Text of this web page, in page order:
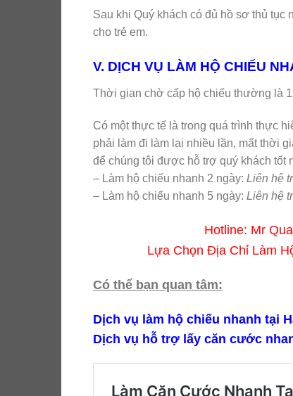
Sau khi Quý khách có đủ hồ sơ thủ tục
cho trẻ em.
V. DỊCH VỤ LÀM HỘ CHIẾU
Thời gian chờ cấp hộ chiếu thường là
Có một thực tế là trong quá trình thực
phải làm đi làm lại nhiều lần, mất thời
để chúng tôi được hỗ trợ quý khách tốt
– Làm hộ chiếu nhanh 2 ngày: Liên hệ
– Làm hộ chiếu nhanh 5 ngày: Liên hệ
Hotline: Mr
Lựa Chọn Địa Chỉ Làm
Có thể bạn quan tâm:
Dịch vụ làm hộ chiếu nhanh tại
Dịch vụ hỗ trợ lấy căn cước